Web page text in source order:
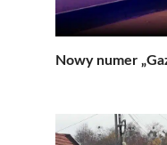
Nowy numer